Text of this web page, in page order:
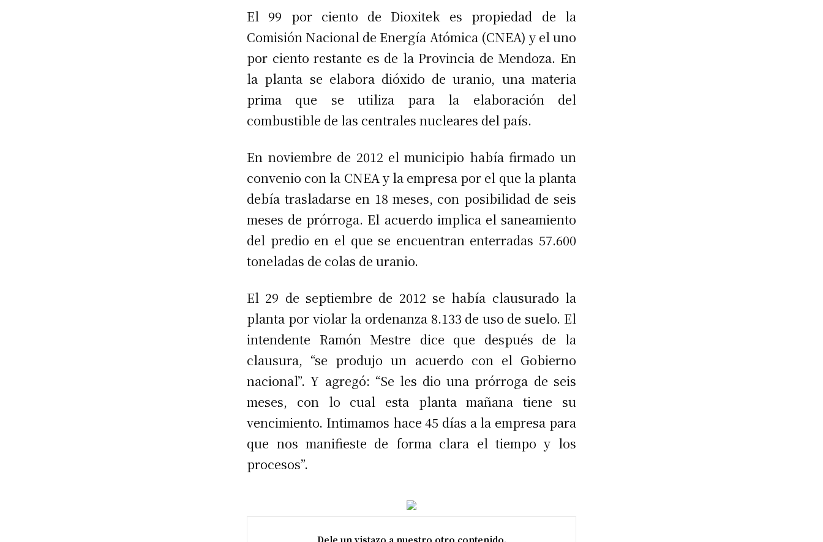
El 99 por ciento de Dioxitek es propiedad de la
Comisión Nacional de Energía Atómica (CNEA) y el uno
por ciento restante es de la Provincia de Mendoza. En
la planta se elabora dióxido de uranio, una materia
prima que se utiliza para la elaboración del
combustible de las centrales nucleares del país.
En noviembre de 2012 el municipio había firmado un
convenio con la CNEA y la empresa por el que la planta
debía trasladarse en 18 meses, con posibilidad de seis
meses de prórroga. El acuerdo implica el saneamiento
del predio en el que se encuentran enterradas 57.600
toneladas de colas de uranio.
El 29 de septiembre de 2012 se había clausurado la
planta por violar la ordenanza 8.133 de uso de suelo. El
intendente Ramón Mestre dice que después de la
clausura, “se produjo un acuerdo con el Gobierno
nacional”. Y agregó: “Se les dio una prórroga de seis
meses, con lo cual esta planta mañana tiene su
vencimiento. Intimamos hace 45 días a la empresa para
que nos manifieste de forma clara el tiempo y los
procesos”.